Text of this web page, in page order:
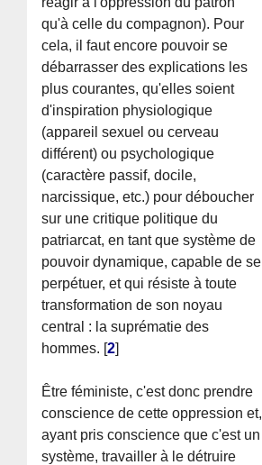
qu'à celle du compagnon). Pour
cela, il faut encore pouvoir se
débarrasser des explications les
plus courantes, qu'elles soient
d'inspiration physiologique
(appareil sexuel ou cerveau
différent) ou psychologique
(caractère passif, docile,
narcissique, etc.) pour déboucher
sur une critique politique du
patriarcat, en tant que système de
pouvoir dynamique, capable de se
perpétuer, et qui résiste à toute
transformation de son noyau
central : la suprématie des
hommes. [2]
Être féministe, c'est donc prendre
conscience de cette oppression et,
ayant pris conscience que c'est un
système, travailler à le détruire